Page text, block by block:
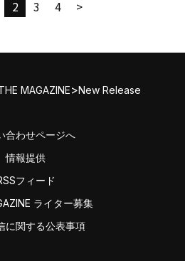
2 3 4 >
MAGAZINE>New Release
合わせページへ
情報提供
フィード
ライター募集
に関する公表事項